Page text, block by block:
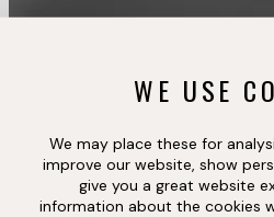
WE USE
We may place these for
improve our website, show
give you a great website
information about the cookies